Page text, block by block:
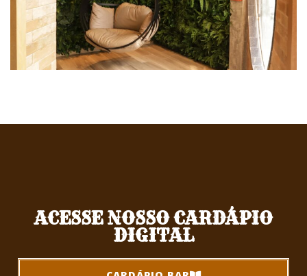
ACESSE NOSSO CARDÁPIO
DIGITAL